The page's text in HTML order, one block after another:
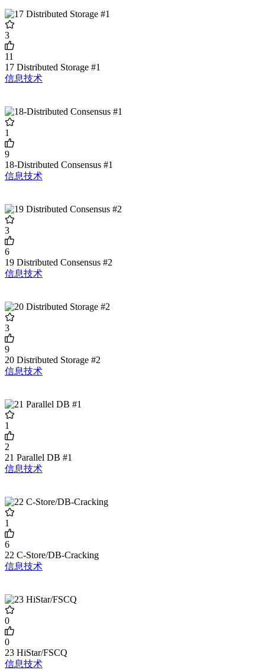
3
11
17 Distributed Storage #1
信息技术
1
9
18-Distributed Consensus #1
信息技术
3
6
19 Distributed Consensus #2
信息技术
3
9
20 Distributed Storage #2
信息技术
1
2
21 Parallel DB #1
信息技术
1
6
22 C-Store/DB-Cracking
信息技术
0
0
23 HiStar/FSCQ
信息技术